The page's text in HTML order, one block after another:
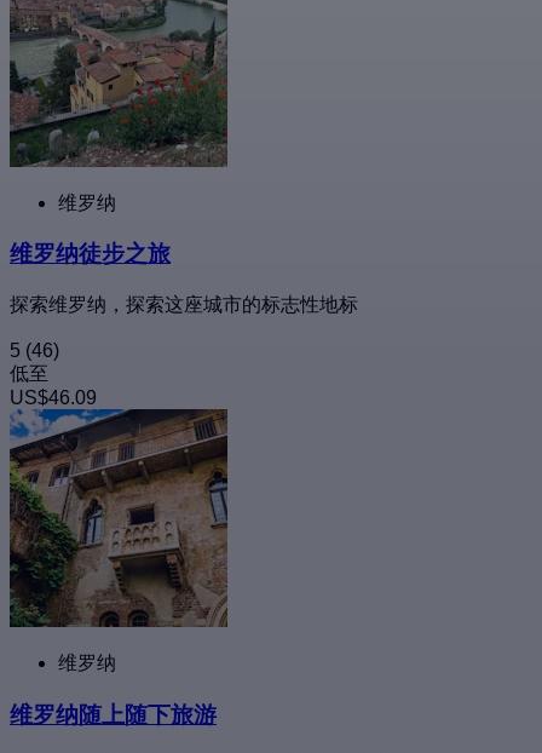
维罗纳
维罗纳徒步之旅
探索维罗纳，探索这座城市的标志性地标
5 (46)
低至
US$46.09
维罗纳
维罗纳随上随下旅游